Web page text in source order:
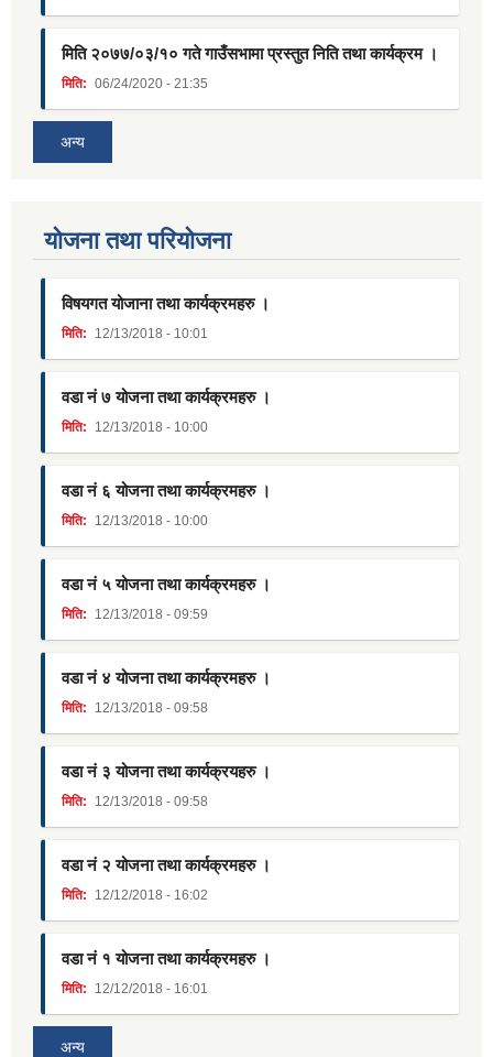
मिति २०७७/०३/१० गते गाउँसभामा प्रस्तुत निति तथा कार्यक्रम ।
मिति: 06/24/2020 - 21:35
अन्य
याेजना तथा परियाेजना
विषयगत योजाना तथा कार्यक्रमहरु ।
मिति: 12/13/2018 - 10:01
वडा नं ७ योजना तथा कार्यक्रमहरु ।
मिति: 12/13/2018 - 10:00
वडा नं ६ योजना तथा कार्यक्रमहरु ।
मिति: 12/13/2018 - 10:00
वडा नं ५ योजना तथा कार्यक्रमहरु ।
मिति: 12/13/2018 - 09:59
वडा नं ४ योजना तथा कार्यक्रमहरु ।
मिति: 12/13/2018 - 09:58
वडा नं ३ योजना तथा कार्यक्रयहरु ।
मिति: 12/13/2018 - 09:58
वडा नं २ योजना तथा कार्यक्रमहरु ।
मिति: 12/12/2018 - 16:02
वडा नं १ योजना तथा कार्यक्रमहरु ।
मिति: 12/12/2018 - 16:01
अन्य